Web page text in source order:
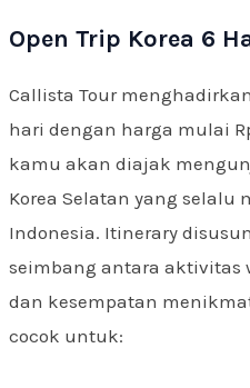
Open Trip Korea 6
Callista Tour
hari dengan harga mulai
kamu akan diajak
Korea Selatan yang selalu
Indonesia. Itinerary
seimbang antara aktivitas
dan kesempatan
cocok untuk: